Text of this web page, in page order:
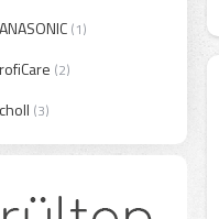
(1)
(2)
(3)